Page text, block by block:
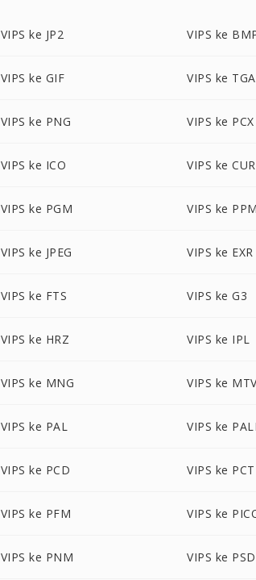
VIPS ke JP2 VIPS ke
VIPS ke GIF VIPS ke TGA
VIPS ke PNG VIPS ke PCX
VIPS ke ICO VIPS ke CUR
VIPS ke PGM VIPS ke
VIPS ke JPEG VIPS ke EXR
VIPS ke FTS VIPS ke G3
VIPS ke HRZ VIPS ke IPL
VIPS ke MNG VIPS ke
VIPS ke PAL VIPS ke
VIPS ke PCD VIPS ke PCT
VIPS ke PFM VIPS ke
VIPS ke PNM VIPS ke PSD